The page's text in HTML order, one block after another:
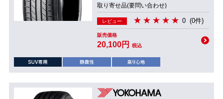
取り寄せ品(要問い合わせ)
レビュー 0 (0件)
販売価格
20,100円 税込